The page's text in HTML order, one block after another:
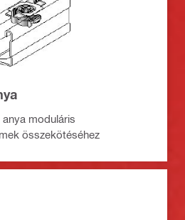
moduláris
összekötéséhez